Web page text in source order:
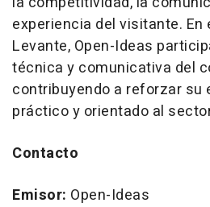
experiencia del visitante. En
Levante, Open-Ideas
técnica y comunicativa del
contribuyendo a reforzar su
práctico y orientado al
Contacto
Emisor: Open-Ideas